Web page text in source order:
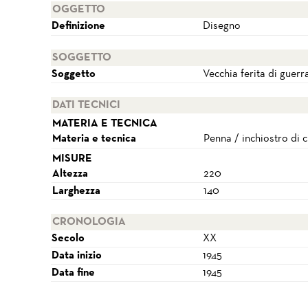
OGGETTO
Definizione
Disegno
SOGGETTO
Soggetto
Vecchia ferita di
DATI TECNICI
MATERIA E TECNICA
Materia e tecnica
Penna / inchiostro di
MISURE
Altezza
220
Larghezza
140
CRONOLOGIA
Secolo
XX
Data inizio
1945
Data fine
1945